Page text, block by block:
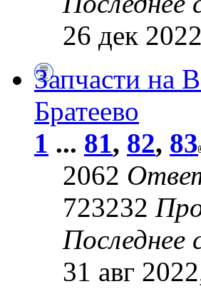
26 дек
Запчасти на
Братеево
1 ... 81, 82, 83
2062
723232
Последнее
31 авг